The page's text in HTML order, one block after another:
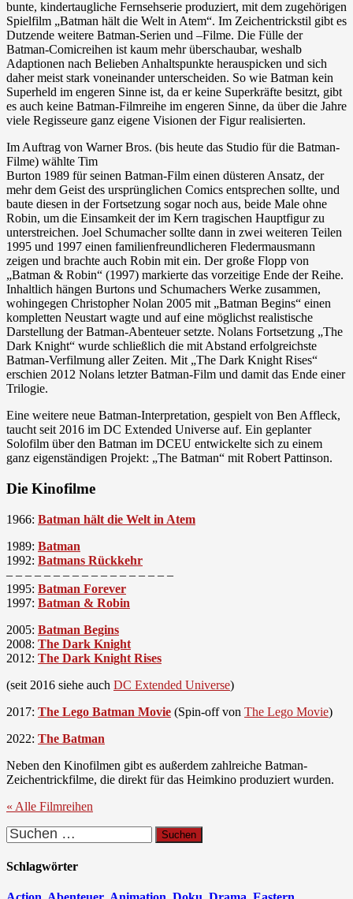
bunte, kindertaugliche Fernsehserie produziert, mit dem zugehörigen
Spielfilm „Batman hält die Welt in Atem“. Im Zeichentrickstil gibt es
Dutzende weitere Batman-Serien und –Filme. Die Fülle der
Batman-Comicreihen ist kaum mehr überschaubar, weshalb
Adaptionen nach Belieben Anhaltspunkte herauspicken und sich
daher meist stark voneinander unterscheiden. So wie Batman kein
Superheld im engeren Sinne ist, da er keine Superkräfte besitzt, gibt
es auch keine Batman-Filmreihe im engeren Sinne, da über die Jahre
viele Regisseure ganz eigene Visionen der Figur realisierten.
Im Auftrag von Warner Bros. (bis heute das Studio für die Batman-
Filme) wählte Tim
Burton 1989 für seinen Batman-Film einen düsteren Ansatz, der
mehr dem Geist des ursprünglichen Comics entsprechen sollte, und
baute diesen in der Fortsetzung sogar noch aus, beide Male ohne
Robin, um die Einsamkeit der im Kern tragischen Hauptfigur zu
unterstreichen. Joel Schumacher sollte dann in zwei weiteren Teilen
1995 und 1997 einen familienfreundlicheren Fledermausmann
zeigen und brachte auch Robin mit ein. Der große Flopp von
„Batman & Robin“ (1997) markierte das vorzeitige Ende der Reihe.
Inhaltlich hängen Burtons und Schumachers Werke zusammen,
wohingegen Christopher Nolan 2005 mit „Batman Begins“ einen
kompletten Neustart wagte und auf eine möglichst realistische
Darstellung der Batman-Abenteuer setzte. Nolans Fortsetzung „The
Dark Knight“ wurde schließlich die mit Abstand erfolgreichste
Batman-Verfilmung aller Zeiten. Mit „The Dark Knight Rises“
erschien 2012 Nolans letzter Batman-Film und damit das Ende einer
Trilogie.
Eine weitere neue Batman-Interpretation, gespielt von Ben Affleck,
taucht seit 2016 im DC Extended Universe auf. Ein geplanter
Solofilm über den Batman im DCEU entwickelte sich zu einem
ganz eigenständigen Projekt: „The Batman“ mit Robert Pattinson.
Die Kinofilme
1966: Batman hält die Welt in Atem
1989: Batman
1992: Batmans Rückkehr
– – – – – – – – – – – – – – – – – –
1995: Batman Forever
1997: Batman & Robin
2005: Batman Begins
2008: The Dark Knight
2012: The Dark Knight Rises
(seit 2016 siehe auch DC Extended Universe)
2017: The Lego Batman Movie (Spin-off von The Lego Movie)
2022: The Batman
Neben den Kinofilmen gibt es außerdem zahlreiche Batman-
Zeichentrickfilme, die direkt für das Heimkino produziert wurden.
« Alle Filmreihen
Suchen
nach:
Schlagwörter